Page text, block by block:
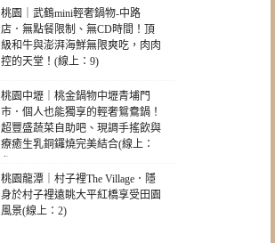
桃園｜武鶴mini輕奢鍋物-中路
店．無點餐限制、無CD時間！頂
級和牛與澎湃海鮮無限爽吃，肉肉
控的天堂！(線上：9)
桃園中壢｜桃金鍋物中壢青埔門
市．個人也能獨享的輕奢鴛鴦鍋！
超豐盛蔬菜自助吧、現調手搖飲與
療癒生乳銅鑼燒完美結合(線上：
4)
桃園龍潭｜村子裡The Village．隱
身於村子裡遠眺大平紅橋享受田園
風景(線上：2)